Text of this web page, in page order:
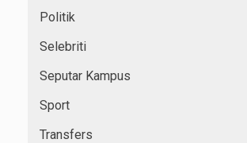
Politik
Selebriti
Seputar Kampus
Sport
Transfers